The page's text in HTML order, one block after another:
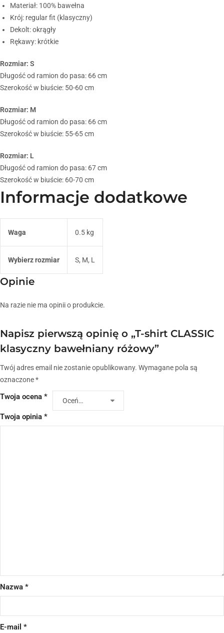
Materiał: 100% bawełna
Krój: regular fit (klasyczny)
Dekolt: okrągły
Rękawy: krótkie
Rozmiar: S
Długość od ramion do pasa: 66 cm
Szerokość w biuście: 50-60 cm
Rozmiar: M
Długość od ramion do pasa: 66 cm
Szerokość w biuście: 55-65 cm
Rozmiar: L
Długość od ramion do pasa: 67 cm
Szerokość w biuście: 60-70 cm
Informacje dodatkowe
Waga 0.5 kg
Wybierz rozmiar S, M, L
Opinie
Na razie nie ma opinii o produkcie.
Napisz pierwszą opinię o „T-shirt CLASSIC
klasyczny bawełniany różowy”
Twój adres email nie zostanie opublikowany. Wymagane pola są
oznaczone*
Twoja ocena *
Twoja opinia *
Nazwa *
E-mail *